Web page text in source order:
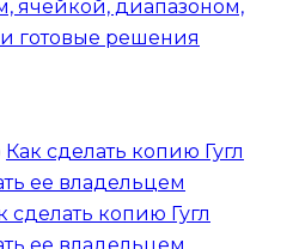
ячейкой, диапазоном,
готовые решения
Как сделать копию Гугл
ее владельцем
сделать копию Гугл